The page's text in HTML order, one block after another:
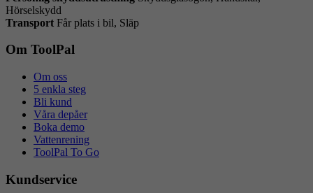
Hörselskydd
Transport Får plats i bil, Släp
Om ToolPal
Om oss
5 enkla steg
Bli kund
Våra depåer
Boka demo
Vattenrening
ToolPal To Go
Kundservice